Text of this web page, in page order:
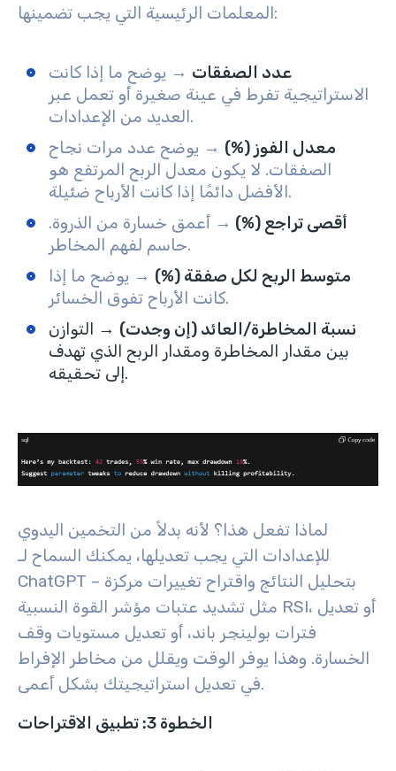
المعلمات الرئيسية التي يجب تضمينها:
عدد الصفقات → يوضح ما إذا كانت
الاستراتيجية تفرط في عينة صغيرة أو تعمل عبر
العديد من الإعدادات.
معدل الفوز (%) → يوضح عدد مرات نجاح
الصفقات. لا يكون معدل الربح المرتفع هو
الأفضل دائمًا إذا كانت الأرباح ضئيلة.
أقصى تراجع (%) → أعمق خسارة من الذروة.
حاسم لفهم المخاطر.
متوسط الربح لكل صفقة (%) → يوضح ما إذا
كانت الأرباح تفوق الخسائر.
نسبة المخاطرة/العائد (إن وجدت) → التوازن
بين مقدار المخاطرة ومقدار الربح الذي تهدف
إلى تحقيقه.
لماذا تفعل هذا؟ لأنه بدلاً من التخمين اليدوي
للإعدادات التي يجب تعديلها، يمكنك السماح لـ
ChatGPT بتحليل النتائج واقتراح تغييرات مركزة –
مثل تشديد عتبات مؤشر القوة النسبية RSI، أو تعديل
فترات بولينجر باند، أو تعديل مستويات وقف
الخسارة. وهذا يوفر الوقت ويقلل من مخاطر الإفراط
في تعديل استراتيجيتك بشكل أعمى.
الخطوة 3: تطبيق الاقتراحات